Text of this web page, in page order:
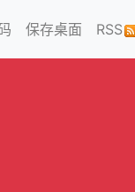
保存桌面 RSS